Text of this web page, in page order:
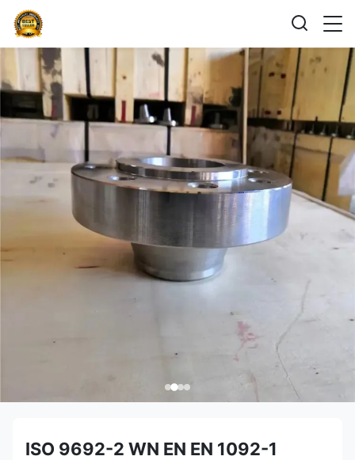
ISO 9692-2 WN EN EN 1092-1